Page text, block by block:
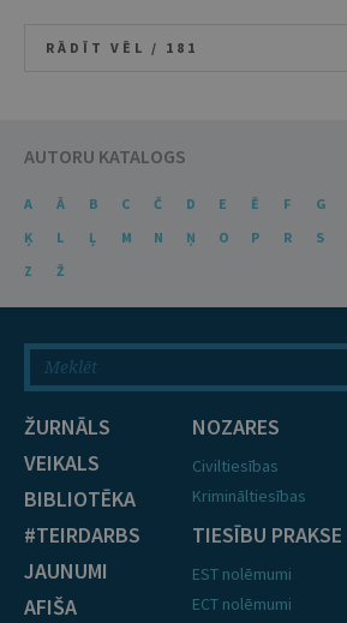
RĀDĪT VĒL / 181
AUTORU KATALOGS
A Ā B C Č D E Ē F G
Ķ
L Ļ M N Ņ O P R S
Z
Ž
ŽURNĀLS
VEIKALS
BIBLIOTĒKA
#TEIRDARBS
JAUNUMI
AFIŠA
NOZARES
Civiltiesības
Krimināltiesības
TIESĪBU PRAKSE
EST nolēmumi
ECT nolēmumi